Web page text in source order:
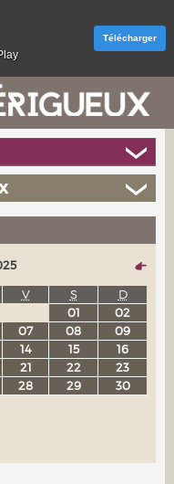
V S
D
01
02
07 08
09
14 15
16
21 22
23
28 29 30
Télécharger